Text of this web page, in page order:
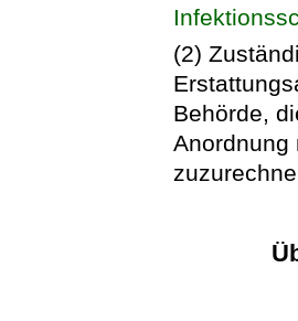
(2)
Behörde,